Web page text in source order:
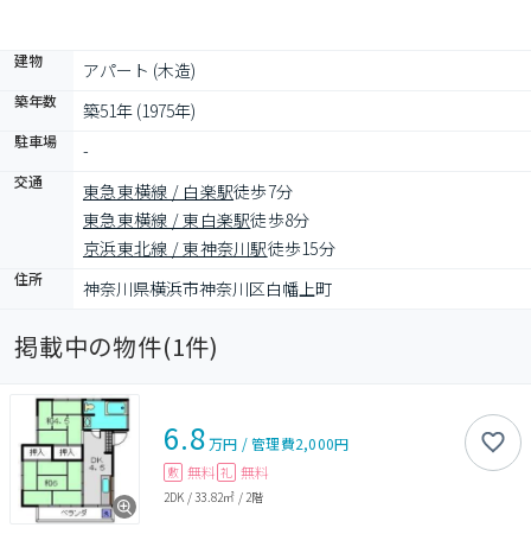
建物 アパート (木造)
築年数 築51年 (1975年)
駐車場 -
交通 東急東横線 / 白楽駅徒歩7分
東急東横線 / 東白楽駅徒歩8分
京浜東北線 / 東神奈川駅徒歩15分
住所 神奈川県横浜市神奈川区白幡上町
掲載中の物件(1件)
6.8万円 /管理費2,000円
敷 無料 礼 無料
2DK /33.82㎡ / 2階